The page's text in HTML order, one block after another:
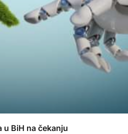
u BiH na čekanju